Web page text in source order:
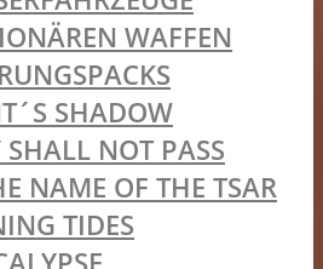
WAFFEN
SHADOW
SHALL NOT PASS
NAME OF THE TSAR
TIDES